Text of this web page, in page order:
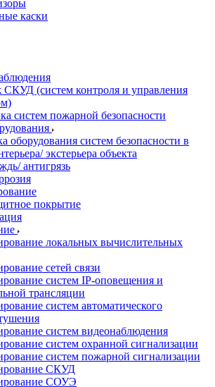
каски
(систем контроля и управления
систем пожарной безопасности
оборудования систем безопасности в
экстерьера объекта
антигрязь
покрытие
локальных вычислительных
сетей связи
систем IP-оповещения и
трансляции
систем автоматического
систем видеонаблюдения
систем охранной сигнализации
систем пожарной сигнализации
СКУД
СОУЭ